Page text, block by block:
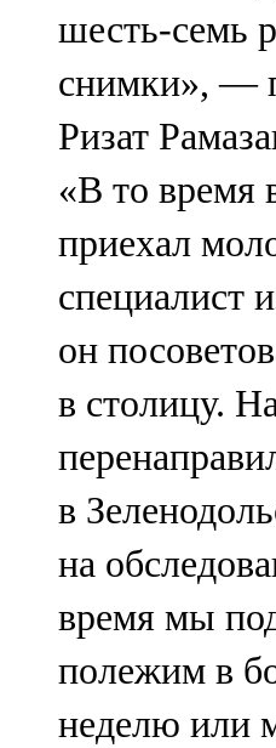
шесть-семь
снимки», —
Ризат
«В то время
приехал
специалист
он
в столицу.
в
на
время мы
полежим в
неделю или